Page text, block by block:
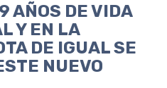
AÑOS DE VIDA
Y EN LA
DE IGUAL SE
NUEVO